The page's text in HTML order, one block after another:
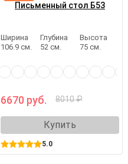
Письменный стол Б53
Ширина
106.9 см.
Глубина
52 см.
Высота
75 см.
6670 руб. 8010 ₽
Купить
5.0